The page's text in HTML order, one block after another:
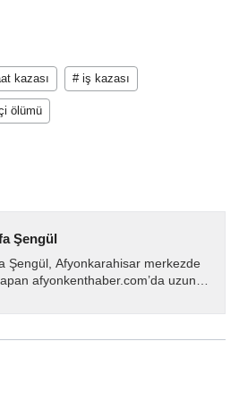
kazası # iş kazası
ölümü
Şengül
Şengül, Afyonkarahisar merkezde
afyonkenthaber.com’da uzun
haber akışı...